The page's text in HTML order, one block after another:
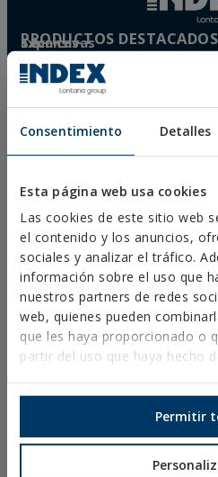
Consentimiento Detalles
Esta página web usa cookies
Las cookies de este sitio web
el contenido y los anuncios,
sociales y analizar el tráfico.
información sobre el uso que
nuestros partners de redes
web, quienes pueden
que les haya proporcionado o
partir del uso que haya hecho
Permitir
El usuario podrá ejercer en cualquier
oponerse, cancelarlos, limitar su tratamiento
lo previsto en el Reglamento General de
de 2016 enviando una carta a su
Portalada II | c/ Segador 13, 26006 | Logroño
correo electrónicoinfo@indexfix.com
Técnicas Expansivas S.L.
CIF: B-26220491
P. I. La Portalada II, C/ Segador, 13
(+34)
272
131
VER
MAPA
PRODUCTOS DESTACADOS
TORNILLOS
FIJACIONES PARA
ESPUMAS DE
PREGUNTAS